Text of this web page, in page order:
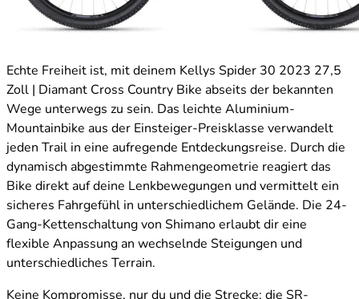
Echte Freiheit ist, mit deinem Kellys Spider 30 2023 27,5
Zoll | Diamant Cross Country Bike abseits der bekannten
Wege unterwegs zu sein. Das leichte Aluminium-
Mountainbike aus der Einsteiger-Preisklasse verwandelt
jeden Trail in eine aufregende Entdeckungsreise. Durch die
dynamisch abgestimmte Rahmengeometrie reagiert das
Bike direkt auf deine Lenkbewegungen und vermittelt ein
sicheres Fahrgefühl in unterschiedlichem Gelände. Die 24-
Gang-Kettenschaltung von Shimano erlaubt dir eine
flexible Anpassung an wechselnde Steigungen und
unterschiedliches Terrain.
Keine Kompromisse, nur du und die Strecke: die SR-